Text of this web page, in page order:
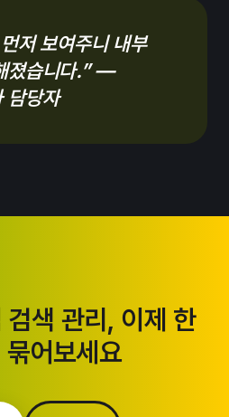
저 보여주니 내부
졌습니다.” —
담당자
검색 관리, 이제 한
묶어보세요